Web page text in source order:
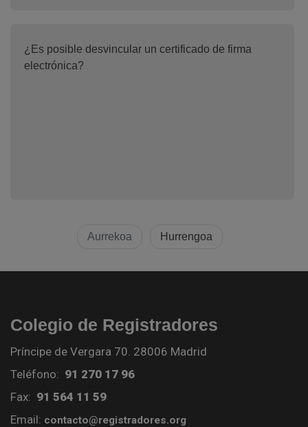
¿Es posible desvincular un certificado de firma
electrónica?
Aurrekoa Hurrengoa
Colegio de Registradores
Príncipe de Vergara 70. 28006 Madrid
Teléfono: 91 270 17 96
Fax: 91 564 11 59
Email: contacto@registradores.org